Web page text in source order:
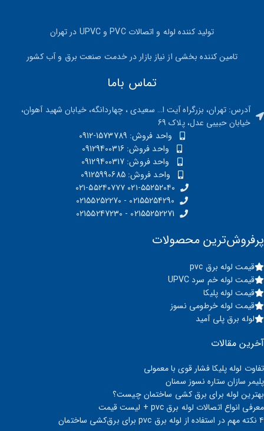
تولید کننده لوله و اتصالات PVC و UPVC در تهران
تامین کننده بخشی از نیاز بازار در خدمت صنعت برق و آب کشور
تماس باما
آدرس: تهران، بزرگراه آیت ا… سعیدی ، چهاردانگه، خیابان شهید آهوان،
خیابان حبیبی عدل، پلاک 69
واحد فروش: 1573789-0912
واحد فروش: 09129400316
واحد فروش: 09129400317
واحد فروش: 09125990685
۰۲۱-۵۵۲۵۲۰۴۰ ۰۲۱-۵۵۲۴۰۷۷۷
02155254290 - 02155252270
02155252271 - 02155247230
پرفروش‌ترین محصولات
قیمت لوله برق pvc
قیمت لوله خم سرد UPVC
قیمت لوله پلیکا
قیمت لوله خرطومی نسوز
لوله برق پلی آمید
آخرین مقالات
تفاوت لوله پلیکا فشار قوی با معمولی
پلیمر سازان ستاره نسوز سمنان
بهترین لوله برای برق‌ کشی ساختمان چیست؟
معرفی انواع اتصالات لوله برق pvc + لیست قیمت
۴ نکته مهم در استفاده از لوله برق pvc برای برق‌کشی ساختمان